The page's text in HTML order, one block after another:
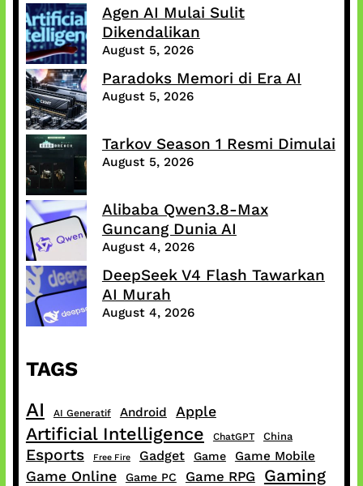
Agen AI Mulai Sulit
Dikendalikan
August 5, 2026
Paradoks Memori di Era AI
August 5, 2026
Tarkov Season 1 Resmi Dimulai
August 5, 2026
Alibaba Qwen3.8-Max
Guncang Dunia AI
August 4, 2026
DeepSeek V4 Flash Tawarkan
AI Murah
August 4, 2026
TAGS
AI AI Generatif Android Apple
Artificial Intelligence ChatGPT China
Esports Free Fire Gadget Game Game Mobile
Game Online Game PC Game RPG Gaming